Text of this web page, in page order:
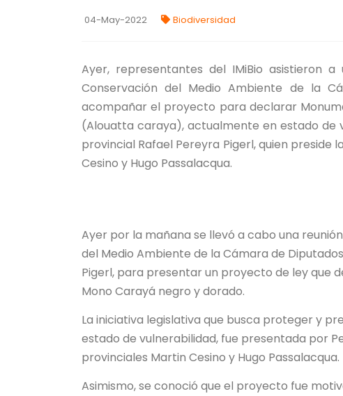
04-May-2022 Biodiversidad
Ayer, representantes del IMiBio asistieron
Conservación del Medio Ambiente de la
acompañar el proyecto para declarar
(Alouatta caraya), actualmente en estado de
provincial Rafael Pereyra Pigerl, quien
Cesino y Hugo Passalacqua.
Ayer por la mañana se llevó a cabo una
del Medio Ambiente de la Cámara de
Pigerl, para presentar un proyecto de ley que
Mono Carayá negro y dorado.
La iniciativa legislativa que busca proteger y
estado de vulnerabilidad, fue presentada por
provinciales Martin Cesino y Hugo Passalacqua.
Asimismo, se conoció que el proyecto fue